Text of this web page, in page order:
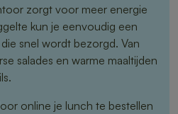
zorgt voor meer energie
kun je eenvoudig een
snel wordt bezorgd. Van
salades en warme maaltijden
online je lunch te bestellen